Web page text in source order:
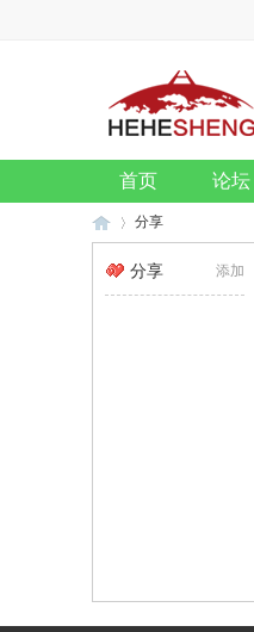
首页 论坛
分享
添加
分享